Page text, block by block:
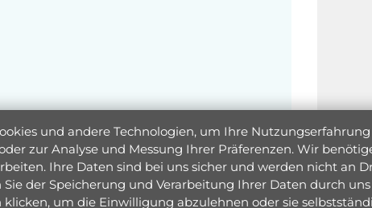
und andere Technologien, um Ihre Nutzungserfahrung
zur Analyse und Messung Ihrer Präferenzen. Wir
Ihre Daten sind bei uns sicher und werden nicht an
der Speicherung und Verarbeitung Ihrer Daten durch
um die Einwilligung abzulehnen oder sie